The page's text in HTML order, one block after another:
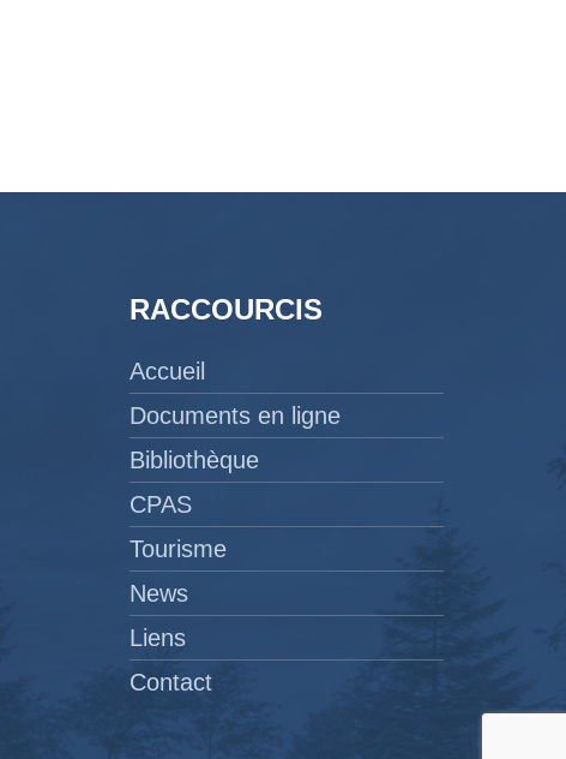
RACCOURCIS
Accueil
Documents en ligne
Bibliothèque
CPAS
Tourisme
News
Liens
Contact